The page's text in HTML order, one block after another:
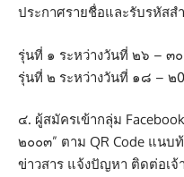
ประกาศรายชื่อและรับรหัสส
รุ่นที่ ๑ ระหว่างวันที่ ๒๖ – ๓
รุ่นที่ ๒ ระหว่างวันที่ ๑๘ – ๒
๔. ผู้สมัครเข้ากลุ่ม
๒๐๐๓” ตาม QR Code แนบ
ข่าวสาร แจ้งปัญหา ติดต่อเ